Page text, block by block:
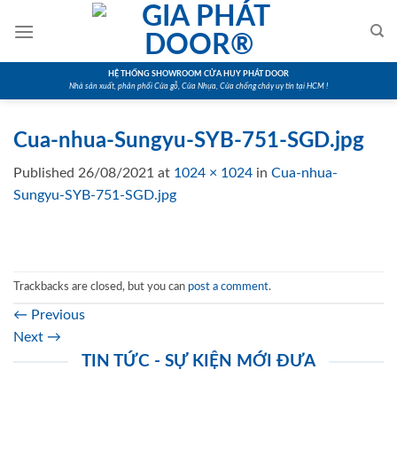
HỆ THỐNG SHOWROOM CỬA HUY PHÁT DOOR
Nhà sản xuất, phân phối Cửa gỗ, Cửa Nhựa, Cửa chống cháy uy tín tại HCM !
Cua-nhua-Sungyu-SYB-751-SGD.jpg
Published 26/08/2021 at 1024 × 1024 in Cua-nhua-
Sungyu-SYB-751-SGD.jpg
Trackbacks are closed, but you can post a comment.
← Previous
Next →
TIN TỨC - SỰ KIỆN MỚI ĐƯA